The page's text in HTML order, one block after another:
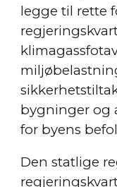
legge til rette
bygninger og
for byens
Den statlige